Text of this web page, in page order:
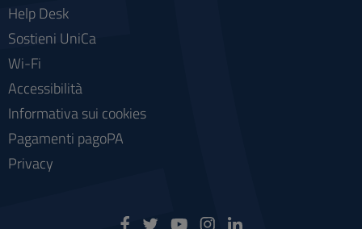
Help Desk
Sostieni UniCa
Wi-Fi
Accessibilità
Informativa sui cookies
Pagamenti pagoPA
Privacy